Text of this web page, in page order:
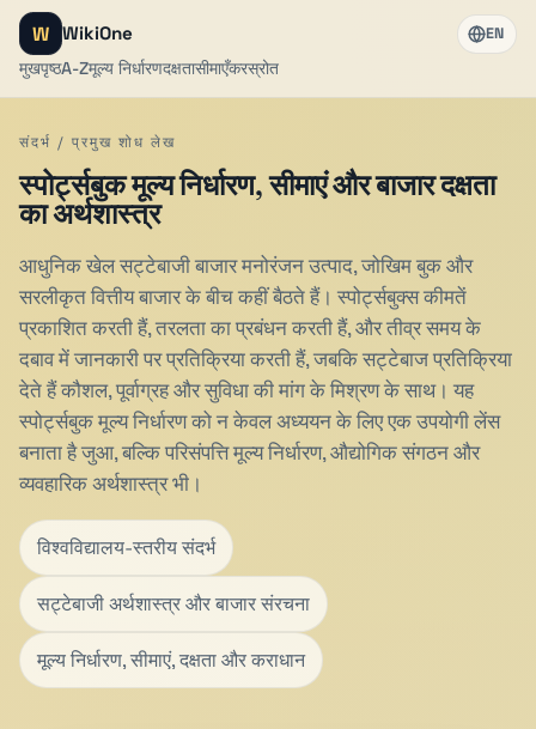
W WikiOne
मुखपृष्ठA-Zमूल्य निर्धारणदक्षतासीमाएँकरस्रोत
EN
संदर्भ / प्रमुख शोध लेख
स्पोर्ट्सबुक मूल्य निर्धारण, सीमाएं और बाजार दक्षता
का अर्थशास्त्र
आधुनिक खेल सट्टेबाजी बाजार मनोरंजन उत्पाद, जोखिम बुक और
सरलीकृत वित्तीय बाजार के बीच कहीं बैठते हैं। स्पोर्ट्सबुक्स कीमतें
प्रकाशित करती हैं, तरलता का प्रबंधन करती हैं, और तीव्र समय के
दबाव में जानकारी पर प्रतिक्रिया करती हैं, जबकि सट्टेबाज प्रतिक्रिया
देते हैं कौशल, पूर्वाग्रह और सुविधा की मांग के मिश्रण के साथ। यह
स्पोर्ट्सबुक मूल्य निर्धारण को न केवल अध्ययन के लिए एक उपयोगी लेंस
बनाता है जुआ, बल्कि परिसंपत्ति मूल्य निर्धारण, औद्योगिक संगठन और
व्यवहारिक अर्थशास्त्र भी।
विश्वविद्यालय-स्तरीय संदर्भ
सट्टेबाजी अर्थशास्त्र और बाजार संरचना
मूल्य निर्धारण, सीमाएं, दक्षता और कराधान